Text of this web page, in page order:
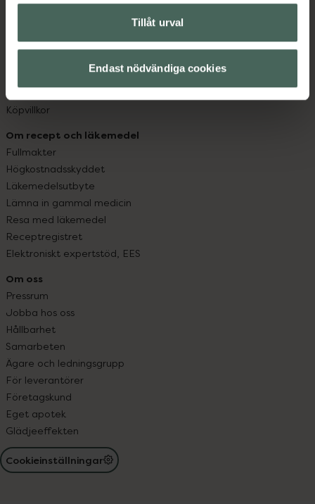
Tillåt urval
Endast nödvändiga cookies
Hitta apotek
Leverans, betalning och retur
Sajtens tillgänglighet
App
Köpvillkor
Om recept och läkemedel
Fullmakter
Högkostnadsskyddet
Läkemedelsutbyte
Lämna in gammal medicin
Resa med läkemedel
Receptregistret
Elektroniskt expertstöd, EES
Om oss
Pressrum
Jobba hos oss
Hållbarhet
Samarbeten
Ägare och ledningsgrupp
För leverantörer
Företagskund
Eget apotek
Glädjeeffekten
Cookieinställningar